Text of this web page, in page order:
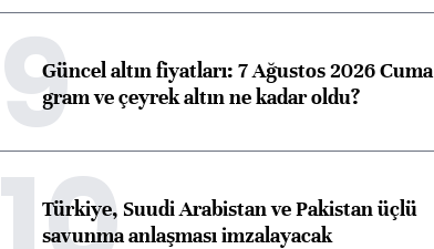
9Güncel altın fiyatları: 7 Ağustos 2026 Cuma
gram ve çeyrek altın ne kadar oldu?
Türkiye, Suudi Arabistan ve Pakistan üçlü
savunma anlaşması imzalayacak